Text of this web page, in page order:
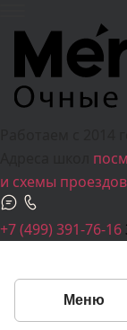
и схемы проездов
+7 (499) 391-76-16
Меню